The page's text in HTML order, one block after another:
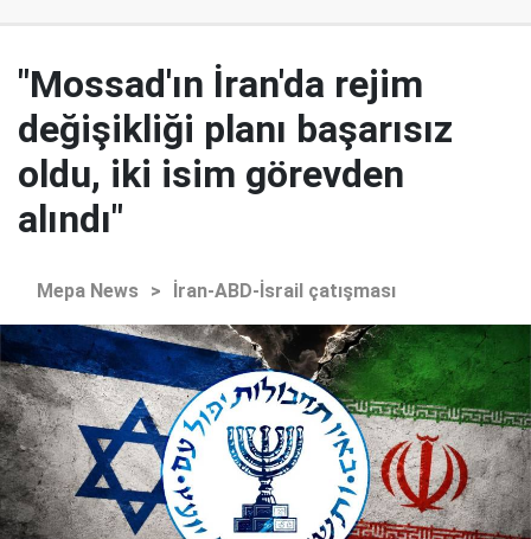
"Mossad'ın İran'da rejim
değişikliği planı başarısız
oldu, iki isim görevden
alındı"
Mepa News > İran-ABD-İsrail çatışması